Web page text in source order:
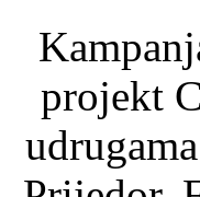
projekt